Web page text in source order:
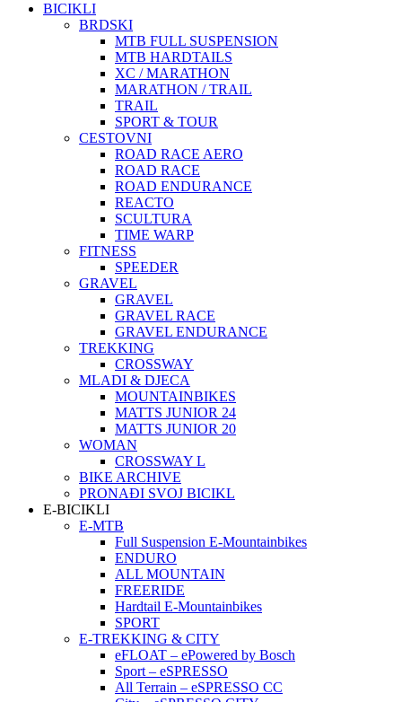
BICIKLI
BRDSKI
MTB FULL SUSPENSION
MTB HARDTAILS
XC / MARATHON
MARATHON / TRAIL
TRAIL
SPORT & TOUR
CESTOVNI
ROAD RACE AERO
ROAD RACE
ROAD ENDURANCE
REACTO
SCULTURA
TIME WARP
FITNESS
SPEEDER
GRAVEL
GRAVEL
GRAVEL RACE
GRAVEL ENDURANCE
TREKKING
CROSSWAY
MLADI & DJECA
MOUNTAINBIKES
MATTS JUNIOR 24
MATTS JUNIOR 20
WOMAN
CROSSWAY L
BIKE ARCHIVE
PRONAĐI SVOJ BICIKL
E-BICIKLI
E-MTB
Full Suspension E-Mountainbikes
ENDURO
ALL MOUNTAIN
FREERIDE
Hardtail E-Mountainbikes
SPORT
E-TREKKING & CITY
eFLOAT – ePowered by Bosch
Sport – eSPRESSO
All Terrain – eSPRESSO CC